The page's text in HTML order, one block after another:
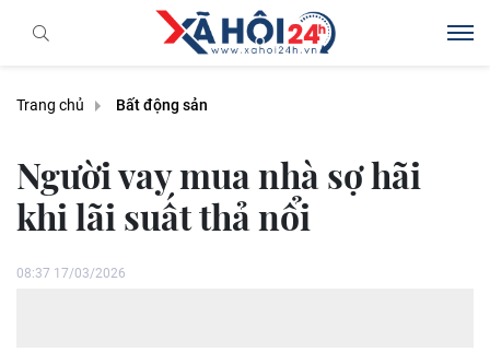
Trang chủ Bất động sản
Người vay mua nhà sợ hãi
khi lãi suất thả nổi
08:37 17/03/2026